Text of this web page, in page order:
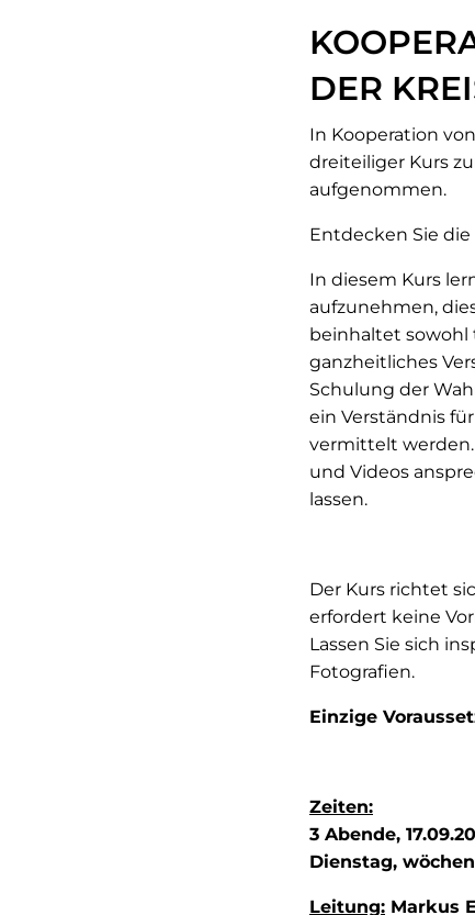
DER
In Kooperation
dreiteiliger Kurs
aufgenommen.
Entdecken Sie
In diesem Kurs
aufzunehmen,
beinhaltet sowohl
ganzheitliches
Schulung der
ein Verständnis
vermittelt werden.
und Videos
lassen.
Der Kurs richtet
erfordert keine
Lassen Sie sich
Fotografien.
Einzige
Zeiten:
3 Abende,
Dienstag,
Leitung: Markus